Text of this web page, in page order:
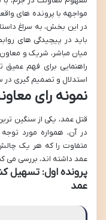
مواجهه با پرونده های
در این بخش، به سراغ
باید در پیچیدگی های
میان مباشر، شریک و معاون
راهنمایی برای فهم عمیق
استدلال و تصمیم گیری در
نمونه رای
قتل عمد، یکی از سنگین
در آن، همواره مورد
متفاوت را که هر یک
عمد داشته اند، بررسی می
پرونده اول: تسهیل
عمد